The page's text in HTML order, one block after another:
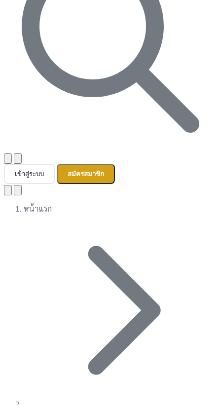
เข้าสู่ระบบ สมัครสมาชิก
หน้าแรก